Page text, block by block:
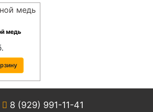
медь
8 (929) 991-11-41